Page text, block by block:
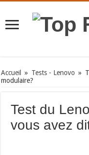
Accueil » Tests - Lenovo »
modulaire?
Test du
vous avez